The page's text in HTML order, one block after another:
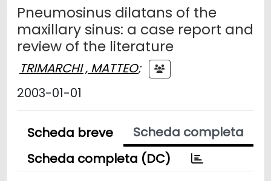
Pneumosinus dilatans of the
maxillary sinus: a case report and
review of the literature
TRIMARCHI , MATTEO;
2003-01-01
Scheda breve
Scheda completa
Scheda completa (DC)